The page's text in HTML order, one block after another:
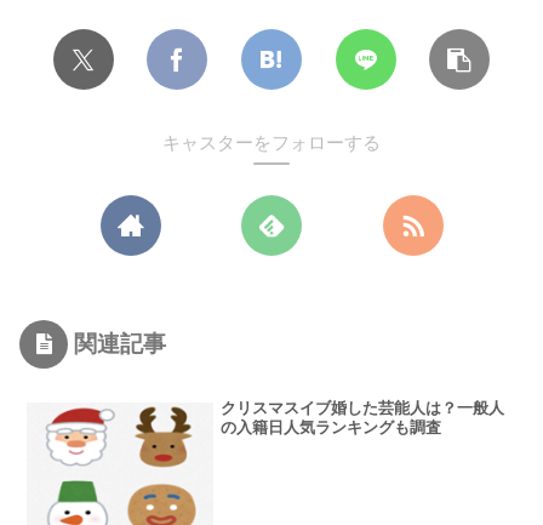
キャスターをフォローする
関連記事
クリスマスイブ婚した芸能人は？一般人
の入籍日人気ランキングも調査